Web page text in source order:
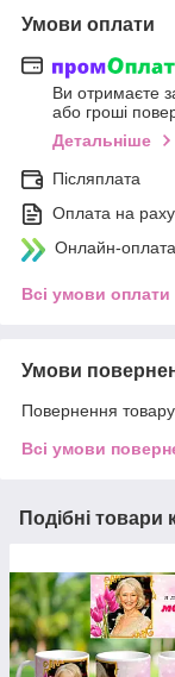
Умови оплати
Ви отримаєте
або гроші
Детальніше
Післяплата
Оплата на
Онлайн-
Всі умови оплати
Умови
Повернення
Всі умови
Подібні товари